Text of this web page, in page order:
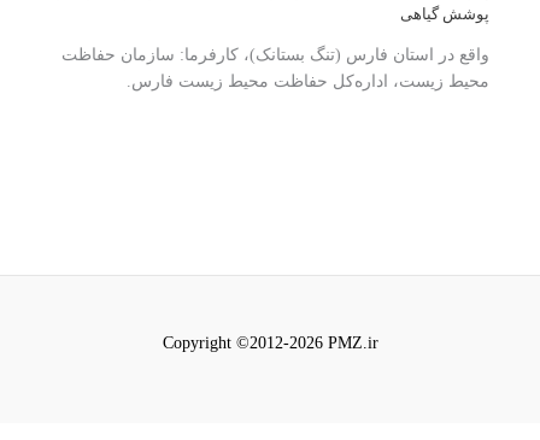
پوشش گیاهی
واقع در استان فارس (تنگ بستانک)، کارفرما: سازمان حفاظت
محیط زیست، اداره‌کل حفاظت محیط زیست فارس.
Copyright ©2012-2026 PMZ.ir